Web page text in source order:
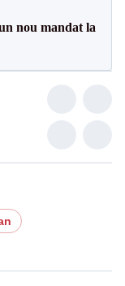
nou mandat la